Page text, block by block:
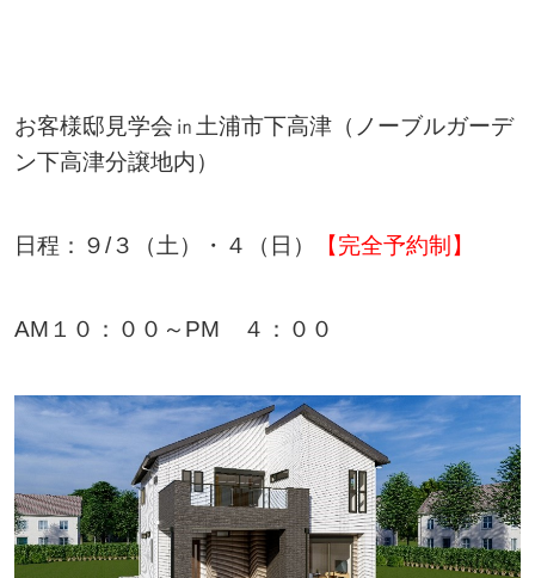
お客様邸見学会㏌土浦市下高津（ノーブルガーデ
ン下高津分譲地内）
日程：９/３（土）・４（日） 【完全予約制】
AM１０：００～PM ４：００